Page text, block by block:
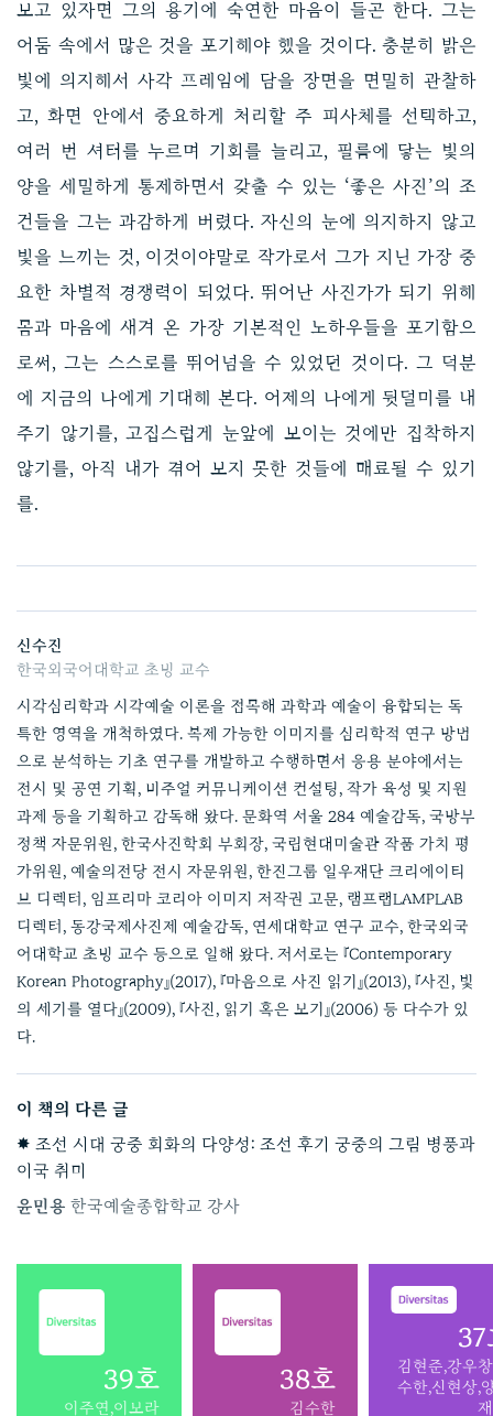
보고 있자면 그의 용기에 숙연한 마음이 들곤 한다. 그는
어둠 속에서 많은 것을 포기해야 했을 것이다. 충분히 밝은
빛에 의지해서 사각 프레임에 담을 장면을 면밀히 관찰하
고, 화면 안에서 중요하게 처리할 주 피사체를 선택하고,
여러 번 셔터를 누르며 기회를 늘리고, 필름에 닿는 빛의
양을 세밀하게 통제하면서 갖출 수 있는 ‘좋은 사진’의 조
건들을 그는 과감하게 버렸다. 자신의 눈에 의지하지 않고
빛을 느끼는 것, 이것이야말로 작가로서 그가 지닌 가장 중
요한 차별적 경쟁력이 되었다. 뛰어난 사진가가 되기 위해
몸과 마음에 새겨 온 가장 기본적인 노하우들을 포기함으
로써, 그는 스스로를 뛰어넘을 수 있었던 것이다. 그 덕분
에 지금의 나에게 기대해 본다. 어제의 나에게 뒷덜미를 내
주기 않기를, 고집스럽게 눈앞에 보이는 것에만 집착하지
않기를, 아직 내가 겪어 보지 못한 것들에 매료될 수 있기
를.
신수진
한국외국어대학교 초빙 교수
시각심리학과 시각예술 이론을 접목해 과학과 예술이 융합되는 독
특한 영역을 개척하였다. 복제 가능한 이미지를 심리학적 연구 방법
으로 분석하는 기초 연구를 개발하고 수행하면서 응용 분야에서는
전시 및 공연 기획, 비주얼 커뮤니케이션 컨설팅, 작가 육성 및 지원
과제 등을 기획하고 감독해 왔다. 문화역 서울 284 예술감독, 국방부
정책 자문위원, 한국사진학회 부회장, 국립현대미술관 작품 가치 평
가위원, 예술의전당 전시 자문위원, 한진그룹 일우재단 크리에이티
브 디렉터, 임프리마 코리아 이미지 저작권 고문, 램프랩LAMPLAB
디렉터, 동강국제사진제 예술감독, 연세대학교 연구 교수, 한국외국
어대학교 초빙 교수 등으로 일해 왔다. 저서로는 『Contemporary
Korean Photography』(2017), 『마음으로 사진 읽기』(2013), 『사진, 빛
의 세기를 열다』(2009), 『사진, 읽기 혹은 보기』(2006) 등 다수가 있
다.
이 책의 다른 글
✸ 조선 시대 궁중 회화의 다양성: 조선 후기 궁중의 그림 병풍과
이국 취미
윤민용 한국예술종합학교 강사
39호
이주연,이보라
38호
김수한
37
김현준,강우
수한,신현상,
재